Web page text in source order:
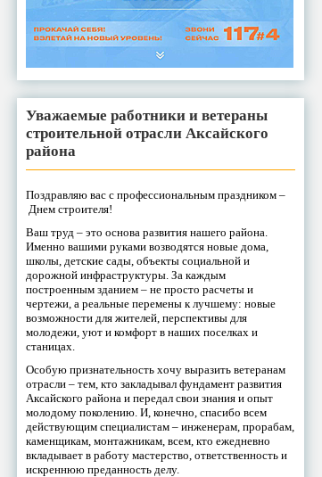
Уважаемые работники и ветераны
строительной отрасли Аксайского
района
Поздравляю вас с профессиональным праздником –
Днем строителя!
Ваш труд – это основа развития нашего района.
Именно вашими руками возводятся новые дома,
школы, детские сады, объекты социальной и
дорожной инфраструктуры. За каждым
построенным зданием – не просто расчеты и
чертежи, а реальные перемены к лучшему: новые
возможности для жителей, перспективы для
молодежи, уют и комфорт в наших поселках и
станицах.
Особую признательность хочу выразить ветеранам
отрасли – тем, кто закладывал фундамент развития
Аксайского района и передал свои знания и опыт
молодому поколению. И, конечно, спасибо всем
действующим специалистам – инженерам, прорабам,
каменщикам, монтажникам, всем, кто ежедневно
вкладывает в работу мастерство, ответственность и
искреннюю преданность делу.